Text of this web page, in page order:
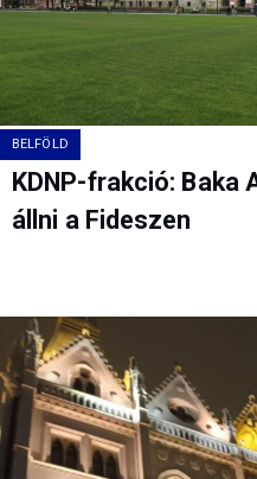
BELFÖLD
KDNP-frakció: Baka
állni a Fideszen